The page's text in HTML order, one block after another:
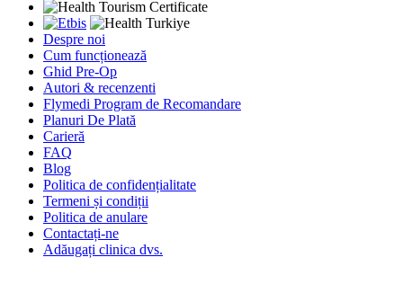
Despre noi
Cum funcționează
Ghid Pre-Op
Autori & recenzenti
Flymedi Program de Recomandare
Planuri De Plată
Carieră
FAQ
Blog
Politica de confidențialitate
Termeni și condiții
Politica de anulare
Contactați-ne
Adăugați clinica dvs.